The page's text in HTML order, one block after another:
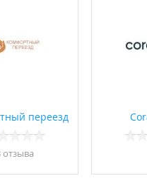
переезд
отзывa